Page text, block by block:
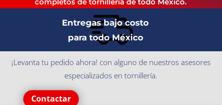
completos de tornillería de todo México.
Entregas bajo costo
para todo México
¡Levanta tu pedido ahora! con alguno de nuestros asesores
especializados en tornillería.
Contactar